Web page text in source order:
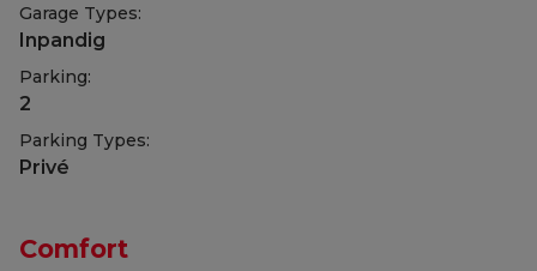
Garage Types:
Inpandig
Parking:
2
Parking Types:
Privé
Comfort